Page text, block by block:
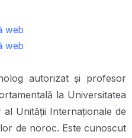
web
web
autorizat și profesor
la Universitatea
Unității Internaționale de
de noroc. Este cunoscut